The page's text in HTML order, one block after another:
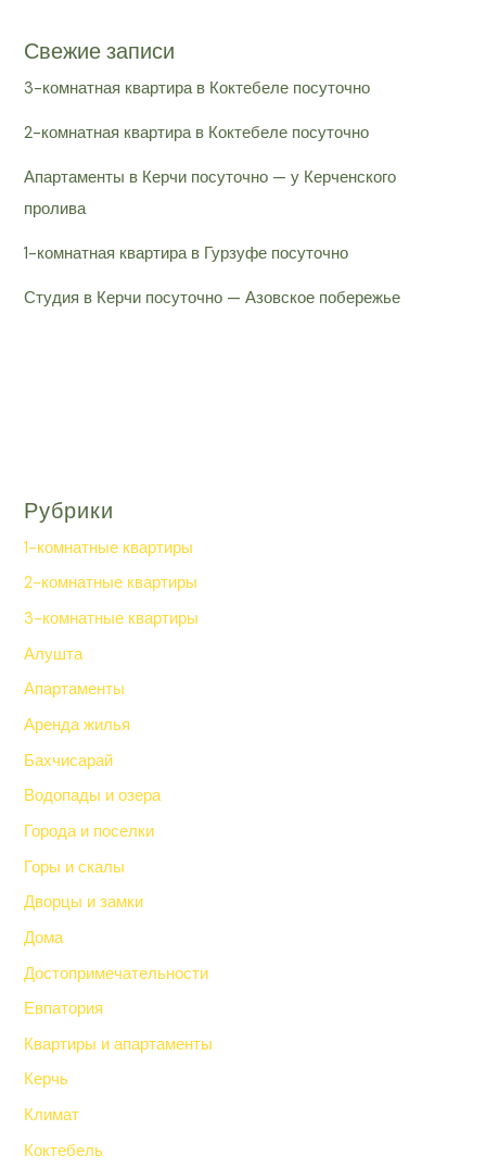
Свежие записи
3-комнатная квартира в Коктебеле посуточно
2-комнатная квартира в Коктебеле посуточно
Апартаменты в Керчи посуточно — у Керченского
пролива
1-комнатная квартира в Гурзуфе посуточно
Студия в Керчи посуточно — Азовское побережье
Рубрики
1-комнатные квартиры
2-комнатные квартиры
3-комнатные квартиры
Алушта
Апартаменты
Аренда жилья
Бахчисарай
Водопады и озера
Города и поселки
Горы и скалы
Дворцы и замки
Дома
Достопримечательности
Евпатория
Квартиры и апартаменты
Керчь
Климат
Коктебель